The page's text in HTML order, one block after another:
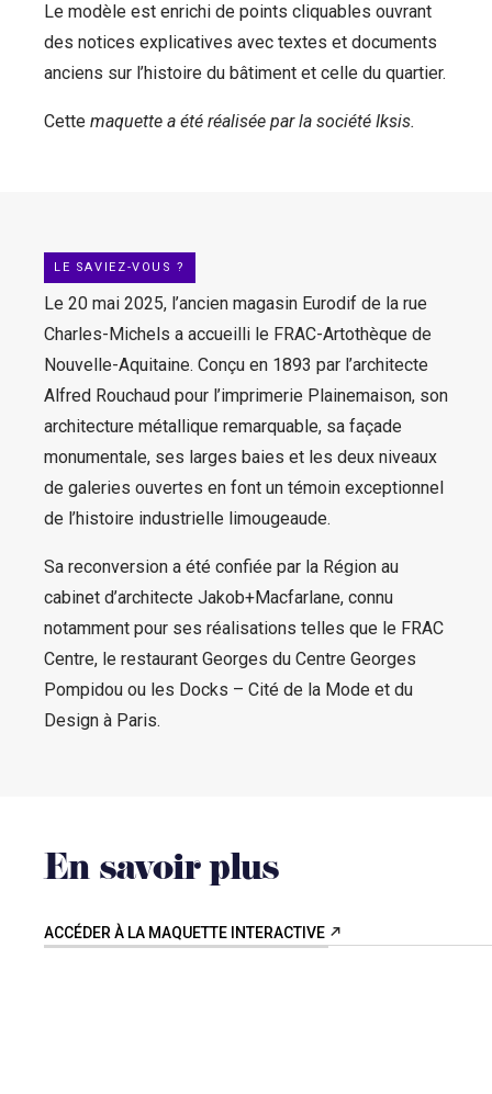
Le modèle est enrichi de points cliquables ouvrant
des notices explicatives avec textes et documents
anciens sur l’histoire du bâtiment et celle du quartier.
Cette maquette a été réalisée par la société Iksis.
LE SAVIEZ-VOUS ?
Le 20 mai 2025, l’ancien magasin Eurodif de la rue
Charles-Michels a accueilli le FRAC-Artothèque de
Nouvelle-Aquitaine. Conçu en 1893 par l’architecte
Alfred Rouchaud pour l’imprimerie Plainemaison, son
architecture métallique remarquable, sa façade
monumentale, ses larges baies et les deux niveaux
de galeries ouvertes en font un témoin exceptionnel
de l’histoire industrielle limougeaude.
Sa reconversion a été confiée par la Région au
cabinet d’architecte Jakob+Macfarlane, connu
notamment pour ses réalisations telles que le FRAC
Centre, le restaurant Georges du Centre Georges
Pompidou ou les Docks – Cité de la Mode et du
Design à Paris.
En savoir plus
ACCÉDER À LA MAQUETTE INTERACTIVE